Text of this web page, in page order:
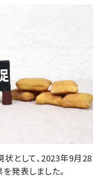
として、2023年9月28
発表しました。